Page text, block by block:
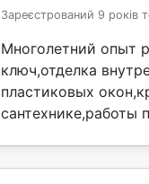
Зареєстрований 9 років
Многолетний опыт
ключ,отделка
пластиковых
сантехнике,работы